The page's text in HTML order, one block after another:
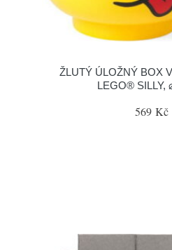
ŽLUTÝ ÚLOŽNÝ BOX
LEGO® SILLY,
569 Kč